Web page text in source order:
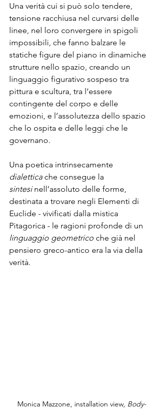
Una verità cui si può solo tendere,
tensione racchiusa nel curvarsi delle
linee, nel loro convergere in spigoli
impossibili, che fanno balzare le
statiche figure del piano in dinamiche
strutture nello spazio, creando un
linguaggio figurativo sospeso tra
pittura e scultura, tra l’essere
contingente del corpo e delle
emozioni, e l’assolutezza dello spazio
che lo ospita e delle leggi che le
governano.
Una poetica intrinsecamente
dialettica che consegue la
sintesi nell’assoluto delle forme,
destinata a trovare negli Elementi di
Euclide - vivificati dalla mistica
Pitagorica - le ragioni profonde di un
linguaggio geometrico che già nel
pensiero greco-antico era la via della
verità.
Monica Mazzone, installation view, Body-